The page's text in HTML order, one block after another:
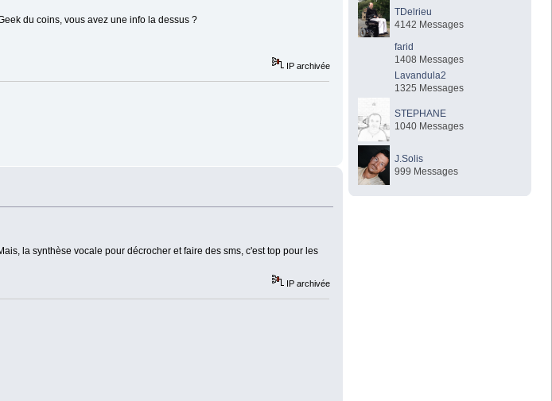
du coins, vous avez une info la dessus ?
IP archivée
la synthèse vocale pour décrocher et faire des sms, c'est top pour les
IP archivée
TDelrieu
4142 Messages
farid
1408 Messages
Lavandula2
1325 Messages
STEPHANE
1040 Messages
J.Solis
999 Messages